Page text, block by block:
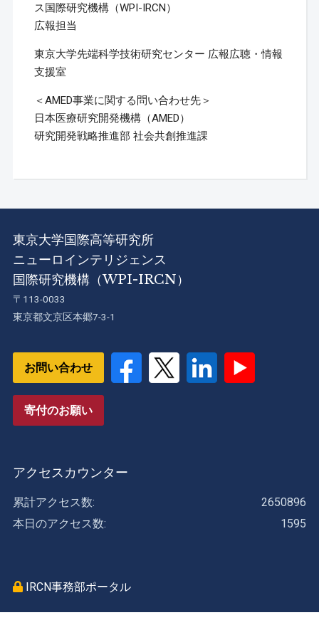
ス国際研究機構（WPI-IRCN）
広報担当
東京大学先端科学技術研究センター 広報広聴・情報
支援室
＜AMED事業に関する問い合わせ先＞
日本医療研究開発機構（AMED）
研究開発戦略推進部 社会共創推進課
東京大学国際高等研究所
ニューロインテリジェンス
国際研究機構（WPI-IRCN）
〒113-0033
東京都文京区本郷7-3-1
お問い合わせ
寄付のお願い
アクセスカウンター
2650896
累計アクセス数:
1595
本日のアクセス数:
IRCN事務部ポータル